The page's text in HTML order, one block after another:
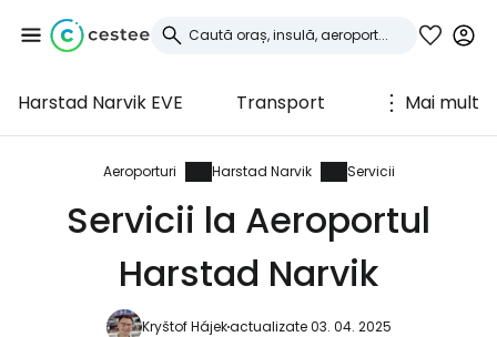
Harstad Narvik EVE Transport Mai mult
Aeroporturi Harstad Narvik Servicii
Servicii la Aeroportul
Harstad Narvik
Kryštof Hájekactualizate 03. 04. 2025
Conectați-vă la
Cestee
... comunitatea mondială a călătorilor